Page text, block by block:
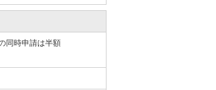
同時申請は半額